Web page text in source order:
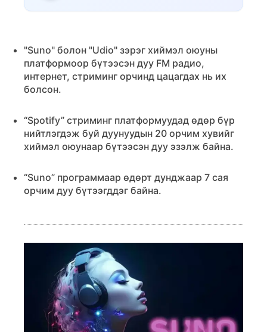
"Suno" болон "Udio" зэрэг хиймэл оюуны
платформоор бүтээсэн дуу FM радио,
интернет, стриминг орчинд цацагдах нь их
болсон.
“Spotify” стриминг платформуудад өдөр бүр
нийтлэгдэж буй дуунуудын 20 орчим хувийг
хиймэл оюунаар бүтээсэн дуу эзэлж байна.
“Suno” программаар өдөрт дунджаар 7 сая
орчим дуу бүтээгддэг байна.